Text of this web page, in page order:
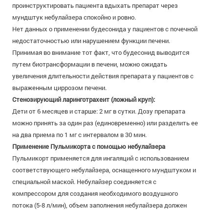
проинструктировать пациента вдыхать препарат через
мундштук небулайзера спокойно и ровно.
Нет данных о применении будесонида у пациентов с почечной
недостаточностью или нарушением функции печени.
Принимая во внимание тот факт, что будесонид выводится
путем биотрансформации в печени, можно ожидать
увеличения длительности действия препарата у пациентов с
выраженным циррозом печени.
Стенозирующий ларинготрахеит (ложный круп):
Дети от 6 месяцев и старше: 2 мг в сутки. Дозу препарата
можно принять за один раз (единовременно) или разделить ее
на два приема по 1 мг с интервалом в 30 мин.
Применение Пульмикорта с помощью небулайзера
Пульмикорт применяется для ингаляций с использованием
соответствующего небулайзера, оснащенного мундштуком и
специальной маской. Небулайзер соединяется с
компрессором для создания необходимого воздушного
потока (5-8 л/мин), объем заполнения небулайзера должен